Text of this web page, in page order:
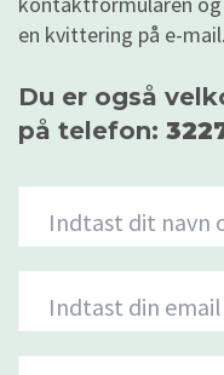
en kvittering på e-mail.
Du er også
på telefon:
Indtast dit navn
Indtast din email